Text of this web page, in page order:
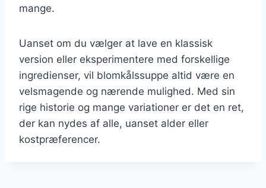
mange.
Uanset om du vælger at lave en klassisk
version eller eksperimentere med forskellige
ingredienser, vil blomkålssuppe altid være en
velsmagende og nærende mulighed. Med sin
rige historie og mange variationer er det en ret,
der kan nydes af alle, uanset alder eller
kostpræferencer.